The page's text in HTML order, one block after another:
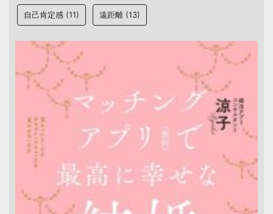
自己肯定感 (11) 遠距離 (13)